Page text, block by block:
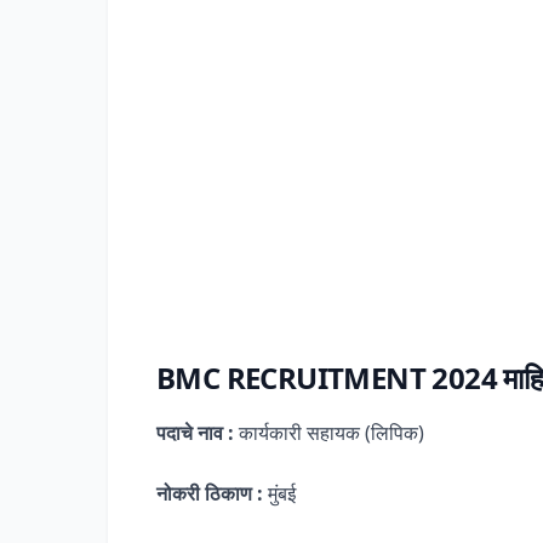
BMC RECRUITMENT 2024
पदाचे नाव :कार्यकारी सहायक (लिपिक)
नोकरी ठिकाण :मुंबई